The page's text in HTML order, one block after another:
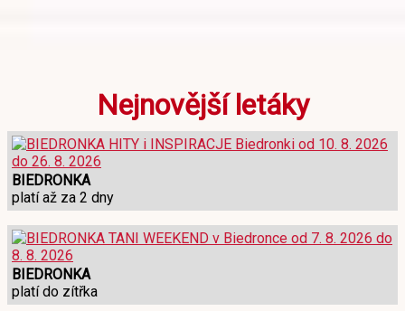
Nejnovější letáky
BIEDRONKA
platí až za 2 dny
BIEDRONKA
platí do zítřka